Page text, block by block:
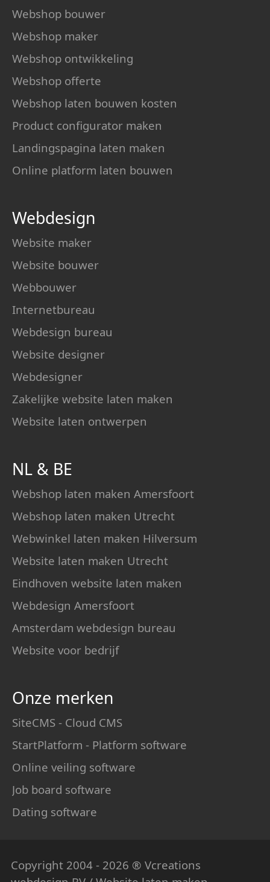
Webshop bouwer
Webshop maker
Webshop ontwikkeling
Webshop offerte
Webshop laten bouwen kosten
Product configurator maken
Landingspagina laten maken
Online platform laten bouwen
Webdesign
Website maker
Website bouwer
Webbouwer
Internetbureau
Webdesign bureau
Website designer
Webdesigner
Zakelijke website laten maken
Website laten ontwerpen
NL & BE
Webshop laten maken Amersfoort
Webshop laten maken Utrecht
Webwinkel laten maken Hilversum
Website laten maken Utrecht
Eindhoven website laten maken
Webdesign Amersfoort
Amsterdam webdesign bureau
Website voor bedrijf
Onze merken
SiteCMS - Cloud CMS
StartPlatform - Platform software
Online veiling software
Job board software
Dating software
Copyright 2004 - 2026 ® Vcreations